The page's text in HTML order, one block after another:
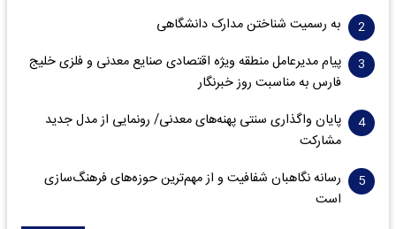
به رسمیت شناختن مدارک دانشگاهی
پیام مدیرعامل منطقه ویژه اقتصادی صنایع معدنی و فلزی خلیج
فارس به مناسبت روز خبرنگار‌
پایان واگذاری‌ سنتی پهنه‌های معدنی/ رونمایی از مدل جدید
مشارکت
رسانه نگاهبان شفافیت و از مهم‌ترین حوزه‌های فرهنگ‌سازی
است